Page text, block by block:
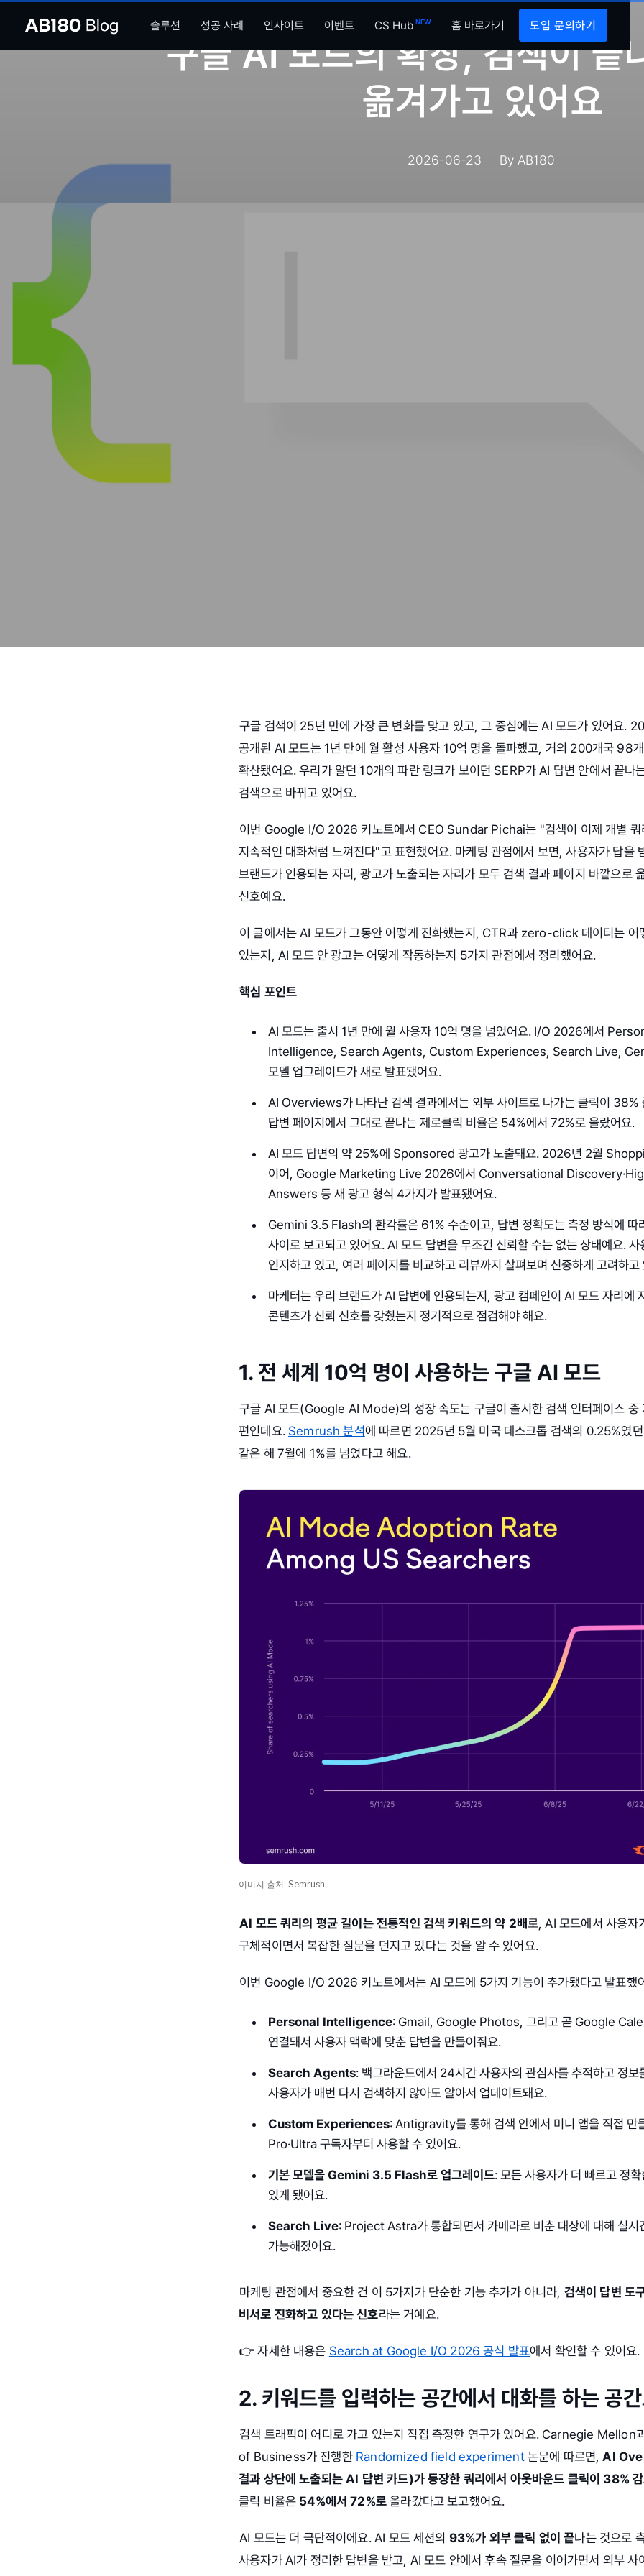
솔루션 성공 사례 인사이트 이벤트 CS Hub NEW 홈 바로가기 도입 문의하기
구글 AI 모드의 확장, 검색이 끝
옮겨가고 있어요
2026-06-23 By AB180
구글 검색이 25년 만에 가장 큰 변화를 맞고 있고, 그 중심에는 AI 모드가 있어요.
공개된 AI 모드는 1년 만에 월 활성 사용자 10억 명을 돌파했고, 거의 200개국 98
확산됐어요. 우리가 알던 10개의 파란 링크가 보이던 SERP가 AI 답변 안에서 끝나
검색으로 바뀌고 있어요.
이번 Google I/O 2026 키노트에서 CEO Sundar Pichai는 "검색이 이제 개별 쿼
지속적인 대화처럼 느껴진다"고 표현했어요. 마케팅 관점에서 보면, 사용자가 답을
브랜드가 인용되는 자리, 광고가 노출되는 자리가 모두 검색 결과 페이지 바깥으로
신호예요.
이 글에서는 AI 모드가 그동안 어떻게 진화했는지, CTR과 zero-click 데이터는 어
있는지, AI 모드 안 광고는 어떻게 작동하는지 5가지 관점에서 정리했어요.
핵심 포인트
AI 모드는 출시 1년 만에 월 사용자 10억 명을 넘었어요. I/O 2026에서
Intelligence, Search Agents, Custom Experiences, Search Live,
모델 업그레이드가 새로 발표됐어요.
AI Overviews가 나타난 검색 결과에서는 외부 사이트로 나가는 클릭이 38%
답변 페이지에서 그대로 끝나는 제로클릭 비율은 54%에서 72%로 올랐어요.
AI 모드 답변의 약 25%에 Sponsored 광고가 노출돼요. 2026년 2월
이어, Google Marketing Live 2026에서 Conversational
Answers 등 새 광고 형식 4가지가 발표됐어요.
Gemini 3.5 Flash의 환각률은 61% 수준이고, 답변 정확도는 측정 방식에
사이로 보고되고 있어요. AI 모드 답변을 무조건 신뢰할 수는 없는 상태예요. 사
인지하고 있고, 여러 페이지를 비교하고 리뷰까지 살펴보며 신중하게 고려하고
마케터는 우리 브랜드가 AI 답변에 인용되는지, 광고 캠페인이 AI 모드 자리에
콘텐츠가 신뢰 신호를 갖췄는지 정기적으로 점검해야 해요.
1. 전 세계 10억 명이 사용하는 구글 AI 모드
구글 AI 모드(Google AI Mode)의 성장 속도는 구글이 출시한 검색 인터페이스 중
편인데요. Semrush 분석에 따르면 2025년 5월 미국 데스크톱 검색의 0.25%였
같은 해 7월에 1%를 넘었다고 해요.
이미지 출처: Semrush
AI 모드 쿼리의 평균 길이는 전통적인 검색 키워드의 약 2배로, AI 모드에서 사용자
구체적이면서 복잡한 질문을 던지고 있다는 것을 알 수 있어요.
이번 Google I/O 2026 키노트에서는 AI 모드에 5가지 기능이 추가됐다고 발표했
Personal Intelligence: Gmail, Google Photos, 그리고 곧 Google
연결돼서 사용자 맥락에 맞춘 답변을 만들어줘요.
Search Agents: 백그라운드에서 24시간 사용자의 관심사를 추적하고 정보
사용자가 매번 다시 검색하지 않아도 알아서 업데이트돼요.
Custom Experiences: Antigravity를 통해 검색 안에서 미니 앱을 직접 만
Pro·Ultra 구독자부터 사용할 수 있어요.
기본 모델을 Gemini 3.5 Flash로 업그레이드: 모든 사용자가 더 빠르고 정
있게 됐어요.
Search Live: Project Astra가 통합되면서 카메라로 비춘 대상에 대해 실시
가능해졌어요.
마케팅 관점에서 중요한 건 이 5가지가 단순한 기능 추가가 아니라, 검색이 답변 도
비서로 진화하고 있다는 신호라는 거예요.
👉 자세한 내용은 Search at Google I/O 2026 공식 발표에서 확인할 수 있어요.
2. 키워드를 입력하는 공간에서 대화를 하는 공
검색 트래픽이 어디로 가고 있는지 직접 측정한 연구가 있어요. Carnegie
of Business가 진행한 Randomized field experiment논문에 따르면,AI
결과 상단에 노출되는 AI 답변 카드)가 등장한 쿼리에서 아웃바운드 클릭이 38%
클릭 비율은 54%에서 72%로올라갔다고 보고했어요.
AI 모드는 더 극단적이에요. AI 모드 세션의 93%가 외부 클릭 없이 끝나는 것으로
사용자가 AI가 정리한 답변을 받고, AI 모드 안에서 후속 질문을 이어가면서 외부 사